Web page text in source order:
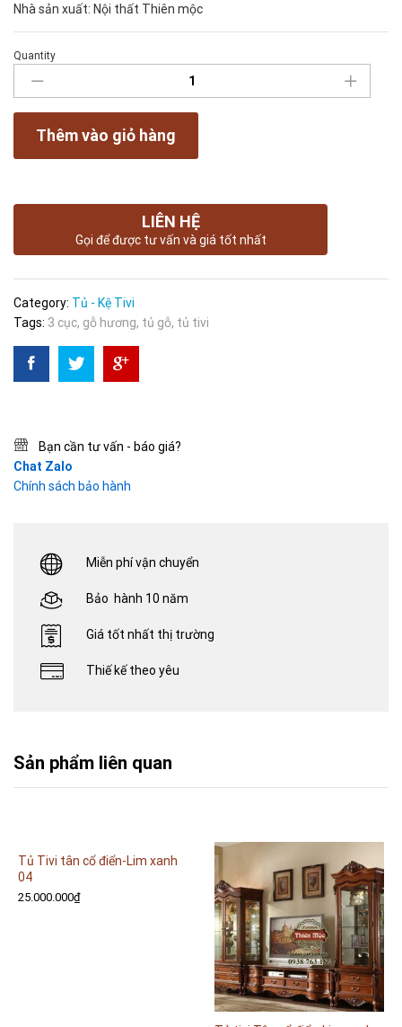
Nhà sản xuất: Nội thất Thiên mộc
Tủ
Tivi
3
cục-
Hương
Quantity
Thêm vào giỏ hàng
LIÊN HỆ
Gọi để được tư vấn và giá tốt nhất
Category: Tủ - Kệ Tivi
Tags: 3 cục, gỗ hương, tủ gỗ, tủ tivi
Bạn cần tư vấn - báo giá?
Chat Zalo
Chính sách bảo hành
Miễn phí vận chuyển
Bảo hành 10 năm
Giá tốt nhất thị trường
Thiế kế theo yêu
Sản phẩm liên quan
Tủ Tivi tân cổ điển-Lim xanh
04
25.000.000₫